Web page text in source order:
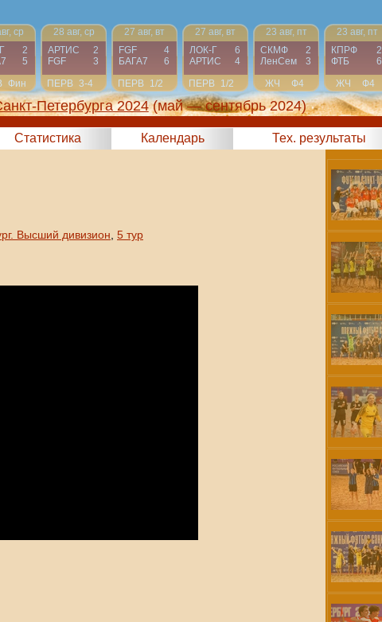
ср
2
5
Фин
28 авг, ср
АРТИС
2
FGF
3
ПЕРВ 3-4
27 авг, вт
FGF
4
БАГА7
6
ПЕРВ
1/2
27 авг, вт
ЛОК-Г
6
АРТИС
4
ПЕРВ
1/2
23 авг, пт
СКМФ
2
ЛенСем
3
ЖЧ
Ф4
23 авг, пт
КПРФ
2
ФТБ
6
ЖЧ
Ф4
Петербурга 2024 (май — сентябрь 2024)
Статистика Календарь Тех. результаты
Высший дивизион 5 тур